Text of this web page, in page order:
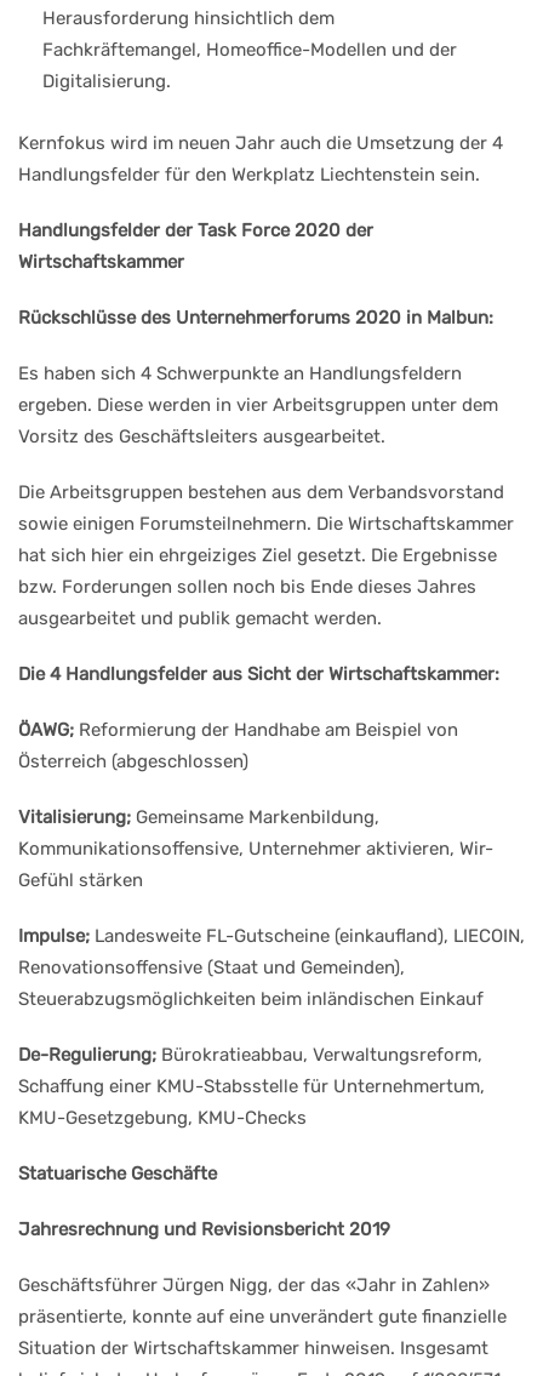
Herausforderung hinsichtlich dem
Fachkräftemangel, Homeoffice-Modellen und der
Digitalisierung.
Kernfokus wird im neuen Jahr auch die Umsetzung der 4
Handlungsfelder für den Werkplatz Liechtenstein sein.
Handlungsfelder der Task Force 2020 der
Wirtschaftskammer
Rückschlüsse des Unternehmerforums 2020 in Malbun:
Es haben sich 4 Schwerpunkte an Handlungsfeldern
ergeben. Diese werden in vier Arbeitsgruppen unter dem
Vorsitz des Geschäftsleiters ausgearbeitet.
Die Arbeitsgruppen bestehen aus dem Verbandsvorstand
sowie einigen Forumsteilnehmern. Die Wirtschaftskammer
hat sich hier ein ehrgeiziges Ziel gesetzt. Die Ergebnisse
bzw. Forderungen sollen noch bis Ende dieses Jahres
ausgearbeitet und publik gemacht werden.
Die 4 Handlungsfelder aus Sicht der Wirtschaftskammer:
ÖAWG; Reformierung der Handhabe am Beispiel von
Österreich (abgeschlossen)
Vitalisierung; Gemeinsame Markenbildung,
Kommunikationsoffensive, Unternehmer aktivieren, Wir-
Gefühl stärken
Impulse; Landesweite FL-Gutscheine (einkaufland), LIECOIN,
Renovationsoffensive (Staat und Gemeinden),
Steuerabzugsmöglichkeiten beim inländischen Einkauf
De-Regulierung; Bürokratieabbau, Verwaltungsreform,
Schaffung einer KMU-Stabsstelle für Unternehmertum,
KMU-Gesetzgebung, KMU-Checks
Statuarische Geschäfte
Jahresrechnung und Revisionsbericht 2019
Geschäftsführer Jürgen Nigg, der das «Jahr in Zahlen»
präsentierte, konnte auf eine unverändert gute finanzielle
Situation der Wirtschaftskammer hinweisen. Insgesamt